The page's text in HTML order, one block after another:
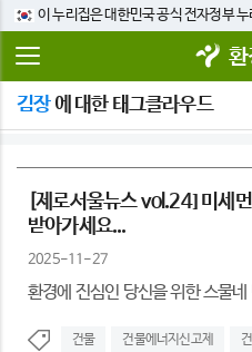
이 누리집은 대한민국 공식 전자정부
환
김장에 대한 태그클라우드
[제로서울뉴스 vol.24] 미세
받아가세요...
2025-11-27
환경에 진심인 당신을 위한 스물네
건물 건물에너지신고제